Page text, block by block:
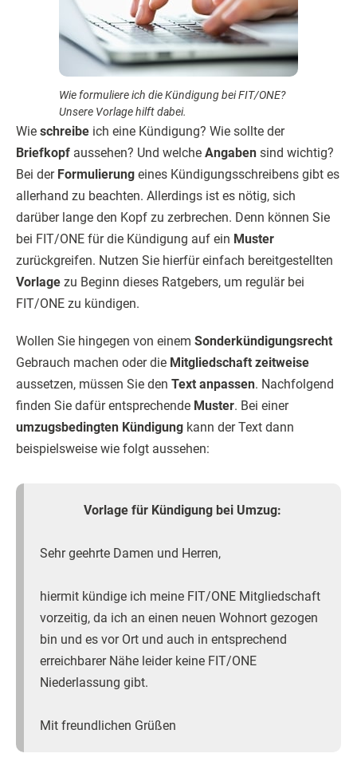
Wie formuliere ich die Kündigung bei FIT/ONE?
Unsere Vorlage hilft dabei.
Wie schreibe ich eine Kündigung? Wie sollte der
Briefkopf aussehen? Und welche Angaben sind wichtig?
Bei der Formulierung eines Kündigungsschreibens gibt es
allerhand zu beachten. Allerdings ist es nötig, sich
darüber lange den Kopf zu zerbrechen. Denn können Sie
bei FIT/ONE für die Kündigung auf ein Muster
zurückgreifen. Nutzen Sie hierfür einfach bereitgestellten
Vorlage zu Beginn dieses Ratgebers, um regulär bei
FIT/ONE zu kündigen.
Wollen Sie hingegen von einem Sonderkündigungsrecht
Gebrauch machen oder die Mitgliedschaft zeitweise
aussetzen, müssen Sie den Text anpassen. Nachfolgend
finden Sie dafür entsprechende Muster. Bei einer
umzugsbedingten Kündigung kann der Text dann
beispielsweise wie folgt aussehen:
Vorlage für Kündigung bei Umzug:
Sehr geehrte Damen und Herren,
hiermit kündige ich meine FIT/ONE Mitgliedschaft
vorzeitig, da ich an einen neuen Wohnort gezogen
bin und es vor Ort und auch in entsprechend
erreichbarer Nähe leider keine FIT/ONE
Niederlassung gibt.
Mit freundlichen Grüßen